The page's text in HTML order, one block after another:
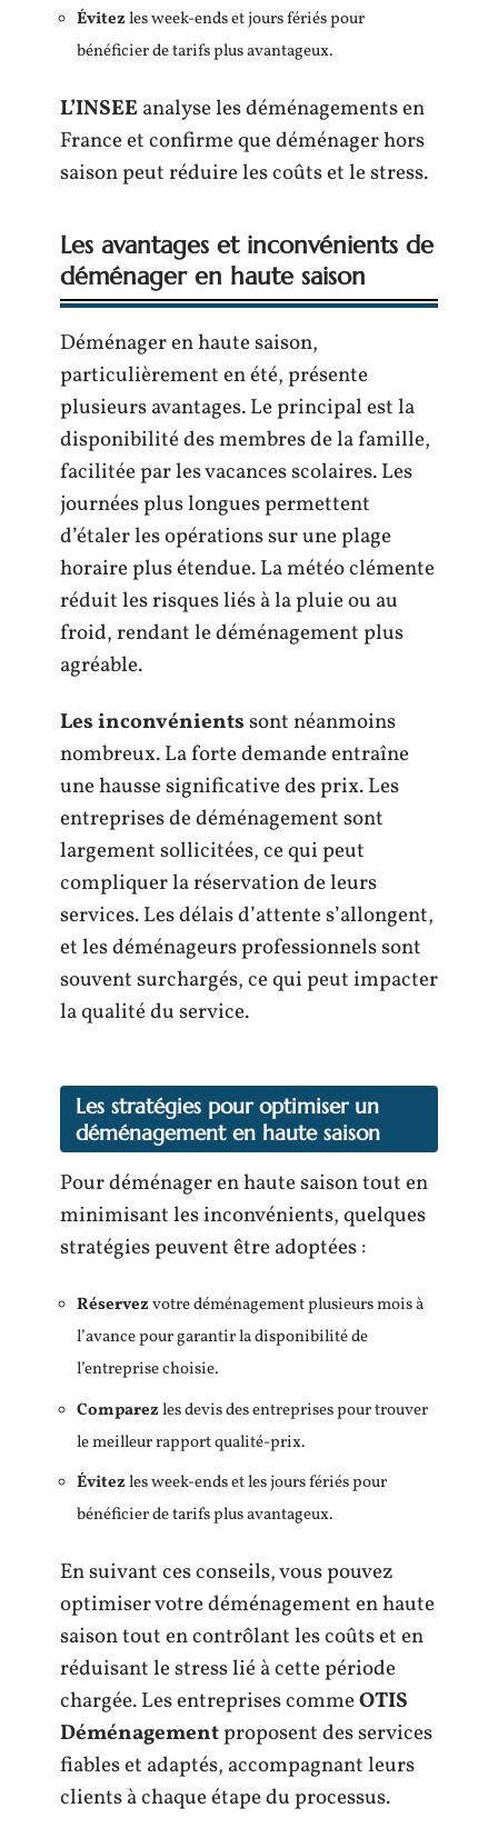
Évitezles week-ends et jours fériés pour
bénéficier de tarifs plus avantageux.
L’INSEEanalyse les déménagements en
France et confirme que déménager hors
saison peut réduire les coûts et le stress.
Les avantages et inconvénients de
déménager en haute saison
Déménager en haute saison,
particulièrement en été, présente
plusieurs avantages. Le principal est la
disponibilité des membres de la famille,
facilitée par les vacances scolaires. Les
journées plus longues permettent
d’étaler les opérations sur une plage
horaire plus étendue. La météo clémente
réduit les risques liés à la pluie ou au
froid, rendant le déménagement plus
agréable.
Les inconvénientssont néanmoins
nombreux. La forte demande entraîne
une hausse significative des prix. Les
entreprises de déménagement sont
largement sollicitées, ce qui peut
compliquer la réservation de leurs
services. Les délais d’attente s’allongent,
et les déménageurs professionnels sont
souvent surchargés, ce qui peut impacter
la qualité du service.
Les stratégies pour optimiser un
déménagement en haute saison
Pour déménager en haute saison tout en
minimisant les inconvénients, quelques
stratégies peuvent être adoptées :
Réservezvotre déménagement plusieurs mois à
l’avance pour garantir la disponibilité de
l’entreprise choisie.
Comparezles devis des entreprises pour trouver
le meilleur rapport qualité-prix.
Évitezles week-ends et les jours fériés pour
bénéficier de tarifs plus avantageux.
En suivant ces conseils, vous pouvez
optimiser votre déménagement en haute
saison tout en contrôlant les coûts et en
réduisant le stress lié à cette période
chargée. Les entreprises commeOTIS
Déménagementproposent des services
fiables et adaptés, accompagnant leurs
clients à chaque étape du processus.